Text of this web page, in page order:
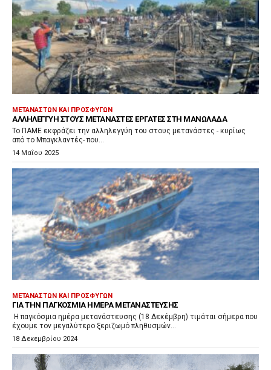
ΜΕΤΑΝΑΣΤΏΝ ΚΑΙ ΠΡΟΣΦΎΓΩΝ
ΑΛΛΗΛΕΓΓΎΗ ΣΤΟΥΣ ΜΕΤΑΝΆΣΤΕΣ ΕΡΓΆΤΕΣ ΣΤΗ ΜΑΝΩΛΆΔΑ
Το ΠΑΜΕ εκφράζει την αλληλεγγύη του στους μετανάστες - κυρίως
από το Μπαγκλαντές- που...
14 Μαΐου 2025
ΜΕΤΑΝΑΣΤΏΝ ΚΑΙ ΠΡΟΣΦΎΓΩΝ
ΓΙΑ ΤΗΝ ΠΑΓΚΌΣΜΙΑ ΗΜΈΡΑ ΜΕΤΑΝΆΣΤΕΥΣΗΣ
Η παγκόσμια ημέρα μετανάστευσης (18 Δεκέμβρη) τιμάται σήμερα που
έχουμε τον μεγαλύτερο ξεριζωμό πληθυσμών...
18 Δεκεμβρίου 2024